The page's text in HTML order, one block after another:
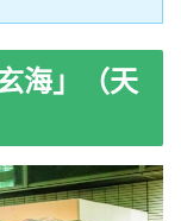
海」（天